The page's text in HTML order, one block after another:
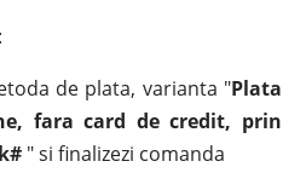
de plata, varianta "Plata
fara card de credit, prin
" si finalizezi comanda